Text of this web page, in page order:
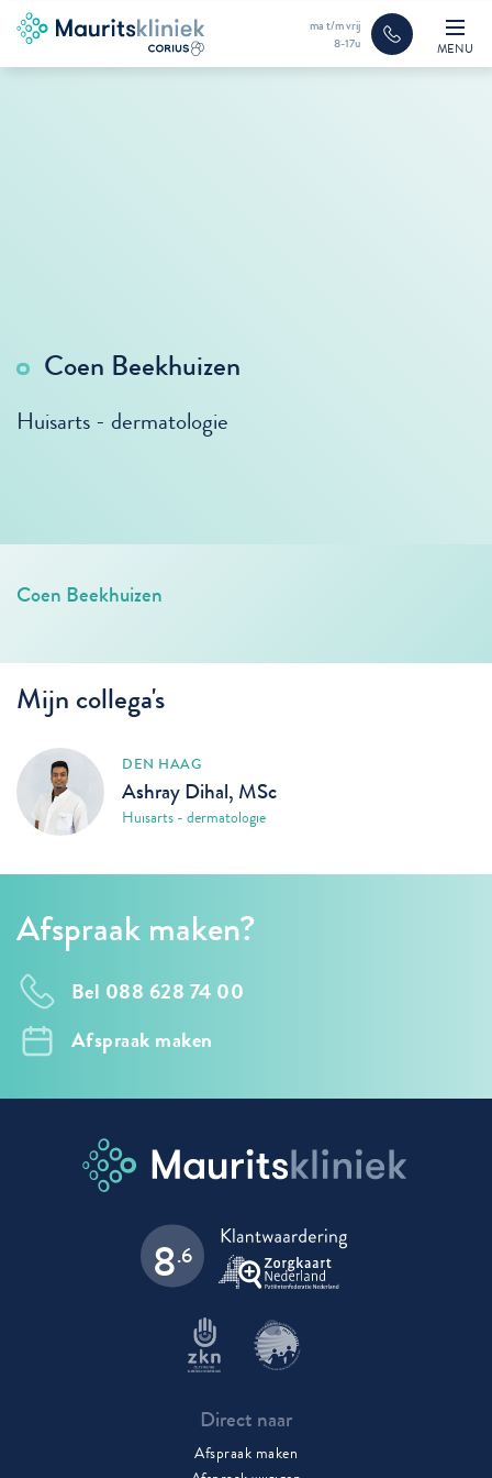
ma t/m vrij
8-17u
MENU
Coen Beekhuizen
Huisarts - dermatologie
Coen Beekhuizen
Mijn collega's
DEN HAAG
Ashray Dihal, MSc
Huisarts - dermatologie
Afspraak maken?
Bel 088 628 74 00
Afspraak maken
8.6
Direct naar
Afspraak maken